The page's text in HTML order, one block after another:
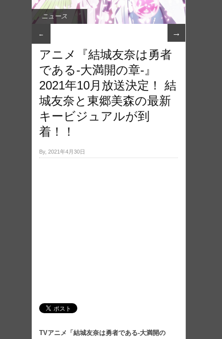
ニュース
← →
アニメ『結城友奈は勇者
である-大満開の章-』
2021年10月放送決定！ 結
城友奈と東郷美森の最新
キービジュアルが到
着！！
By, 2021年4月30日
TVアニメ「結城友奈は勇者である-大満開の